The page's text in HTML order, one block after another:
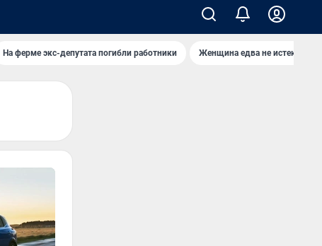
На ферме экс-депутата погибли работники Женщина едва не истекла